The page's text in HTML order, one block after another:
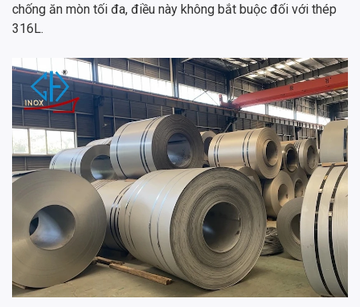
chống ăn mòn tối đa, điều này không bắt buộc đối với thép
316L.